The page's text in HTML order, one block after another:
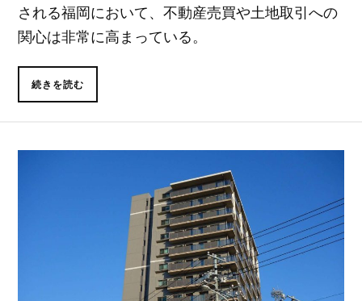
される福岡において、不動産売買や土地取引への
関心は非常に高まっている。
続きを読む